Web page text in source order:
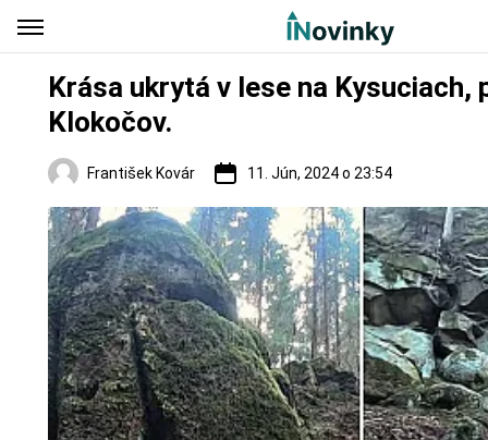
Krása ukrytá v lese na Kysuciach,
Klokočov.
František Kovár 11. Jún, 2024 o 23:54
Regióny